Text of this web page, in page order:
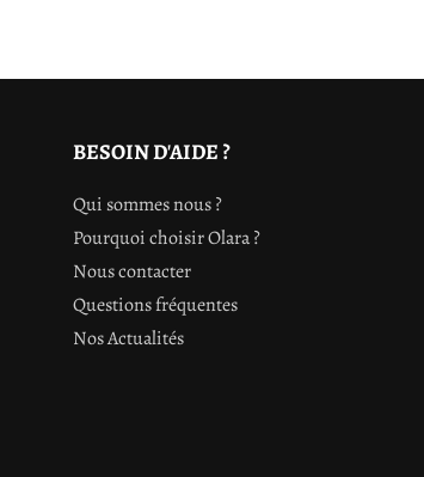
BESOIN D'AIDE ?
Qui sommes nous ?
Pourquoi choisir Olara ?
Nous contacter
Questions fréquentes
Nos Actualités